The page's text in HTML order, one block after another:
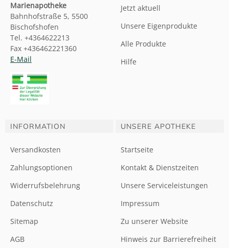
Marienapotheke
Bahnhofstraße 5, 5500
Bischofshofen
Tel. +4364622213
Fax +436462221360
E-Mail
Jetzt aktuell
Unsere Eigenprodukte
Alle Produkte
Hilfe
INFORMATION
Versandkosten
Zahlungsoptionen
Widerrufsbelehrung
Datenschutz
Sitemap
AGB
UNSERE APOTHEKE
Startseite
Kontakt & Dienstzeiten
Unsere Serviceleistungen
Impressum
Zu unserer Website
Hinweis zur Barrierefreiheit